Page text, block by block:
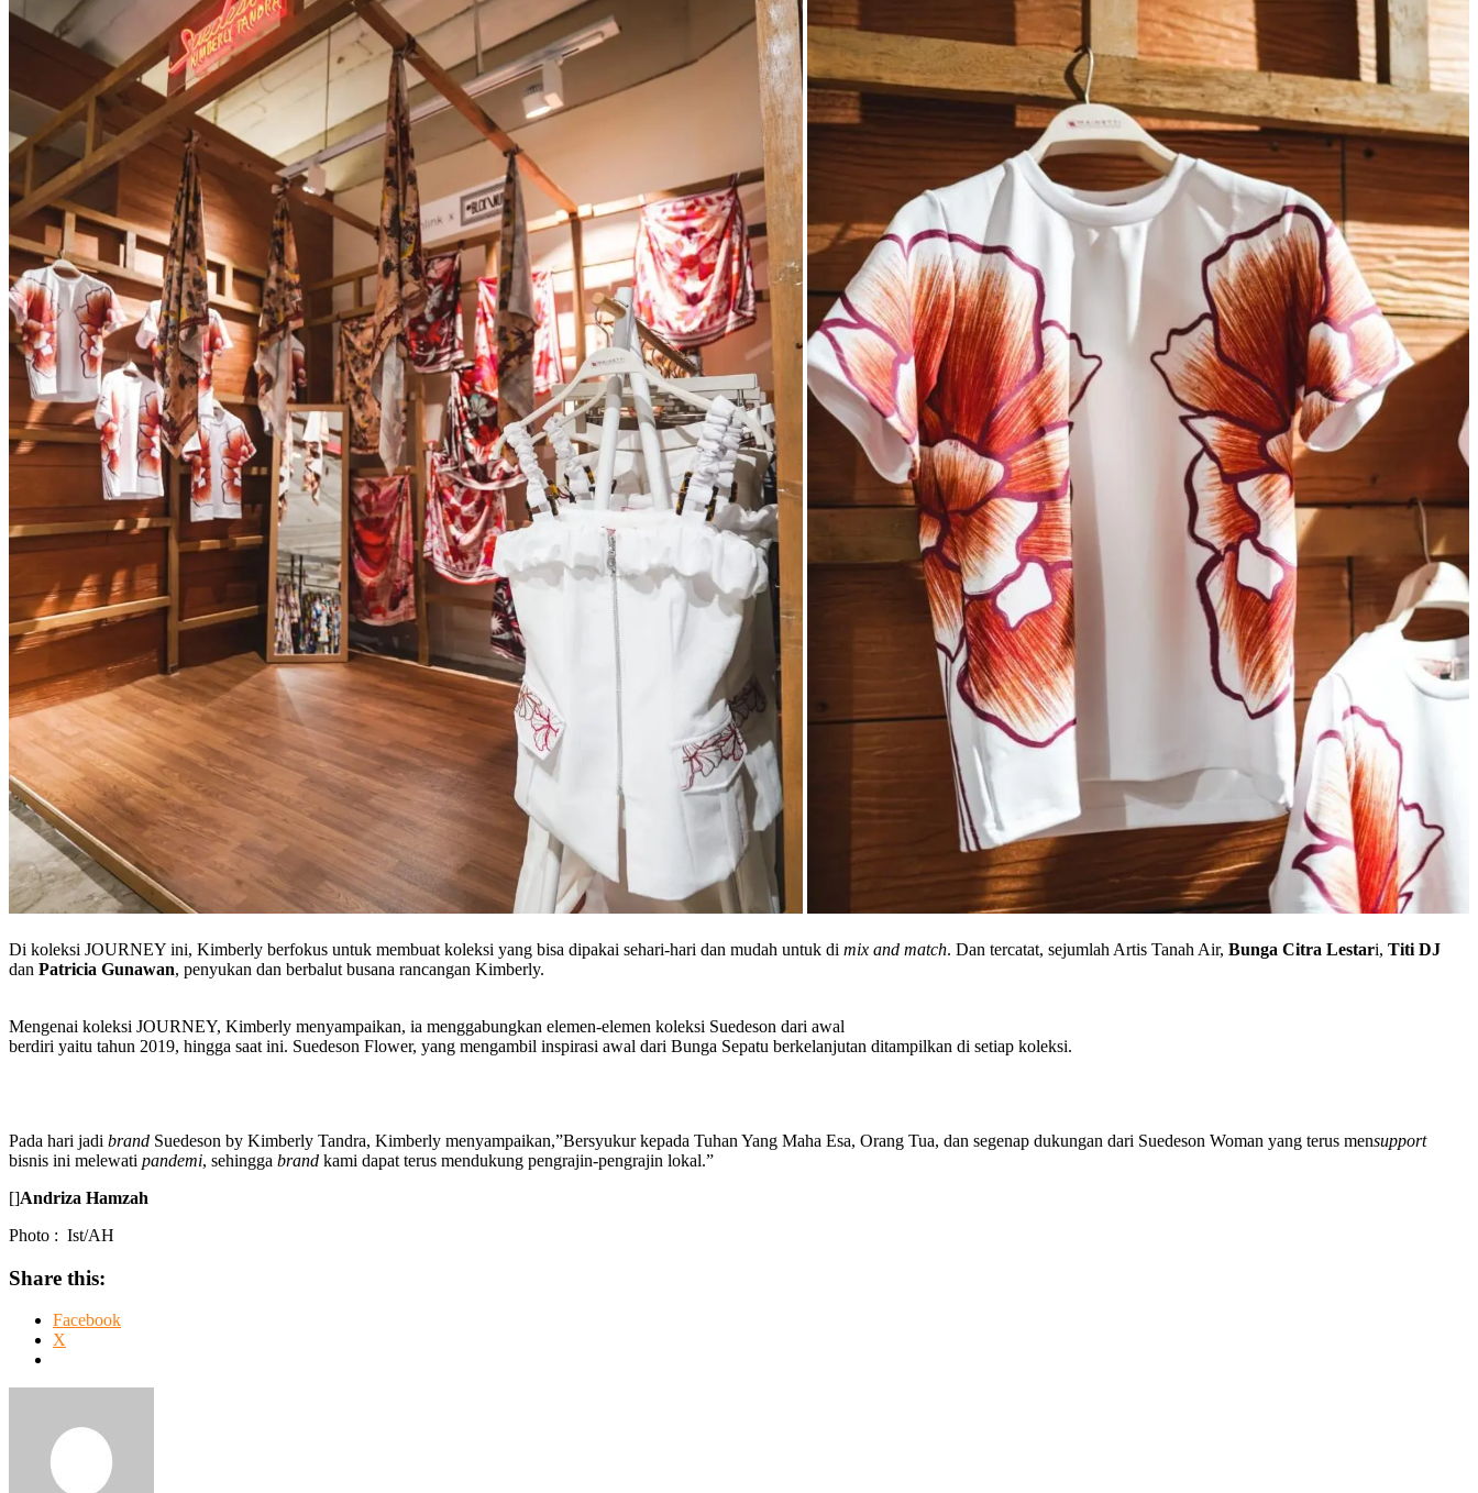
Di koleksi JOURNEY ini, Kimberly berfokus untuk membuat koleksi yang bisa dipakai sehari-hari dan mudah untuk di mix and match. Dan tercatat, sejumlah Artis Tanah Air, Bunga Citra Lestari, Titi DJ
dan Patricia Gunawan, penyukan dan berbalut busana rancangan Kimberly.
Mengenai koleksi JOURNEY, Kimberly menyampaikan, ia menggabungkan elemen-elemen koleksi Suedeson dari awal
berdiri yaitu tahun 2019, hingga saat ini. Suedeson Flower, yang mengambil inspirasi awal dari Bunga Sepatu berkelanjutan ditampilkan di setiap koleksi.
Pada hari jadi brand Suedeson by Kimberly Tandra, Kimberly menyampaikan,”Bersyukur kepada Tuhan Yang Maha Esa, Orang Tua, dan segenap dukungan dari Suedeson Woman yang terus mensupport
bisnis ini melewati pandemi, sehingga brand kami dapat terus mendukung pengrajin-pengrajin lokal.”
[]Andriza Hamzah
Photo : Ist/AH
Share this:
Facebook
X